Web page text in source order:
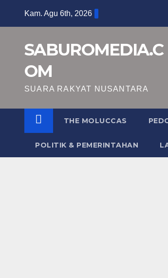
Kam. Agu 6th, 2026
SABUROMEDIA.C
OM
SUARA RAKYAT NUSANTARA
THE MOLUCCAS
POLITIK & PEMERINTAHAN